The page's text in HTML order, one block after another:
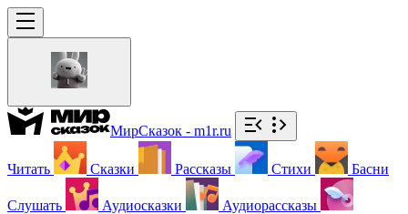
МирСказок - m1r.ru
Читать Сказки Рассказы Стихи Басни
Слушать Аудиосказки Аудиорассказы